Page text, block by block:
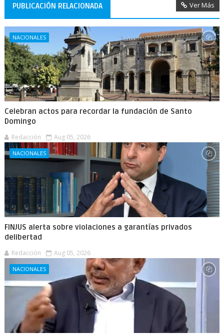
PUBLICACIÓN RELACIONADA Ver Más
NACIONALES
Celebran actos para recordar la fundación de Santo
Domingo
Redacción Aug 05, 2026
NACIONALES
FINJUS alerta sobre violaciones a garantías privados
delibertad
Redacción Aug 05, 2026
NACIONALES